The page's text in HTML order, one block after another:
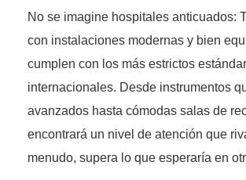
No se imagine hospitales anticuados:
con instalaciones modernas y bien
cumplen con los más estrictos
internacionales. Desde instrumentos
avanzados hasta cómodas salas de
encontrará un nivel de atención que
menudo, supera lo que esperaría en